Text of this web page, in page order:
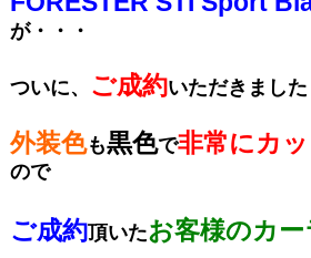
が・・・
ついに、 ご成約いただきました
外装色も黒色で非常にカ
ので
ご成約頂いたお客様のカー